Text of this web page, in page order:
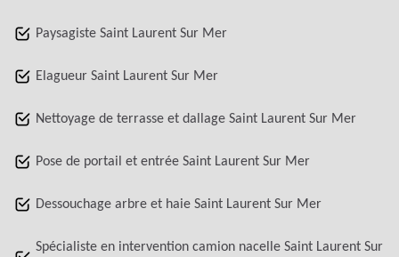
Paysagiste Saint Laurent Sur Mer
Elagueur Saint Laurent Sur Mer
Nettoyage de terrasse et dallage Saint Laurent Sur Mer
Pose de portail et entrée Saint Laurent Sur Mer
Dessouchage arbre et haie Saint Laurent Sur Mer
Spécialiste en intervention camion nacelle Saint Laurent Sur